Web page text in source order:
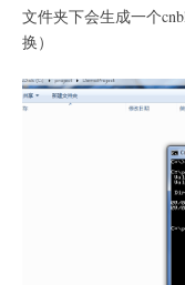
文件夹下会生成一个
换）